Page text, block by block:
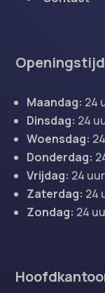
Maandag: 24
Dinsdag: 24
Woensdag:
Donderdag:
Vrijdag: 24 uur
Zaterdag: 24
Zondag: 24